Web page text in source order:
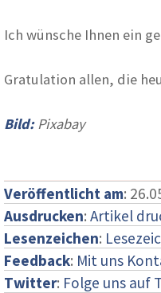
Ich wünsche Ihnen ein
Gratulation allen, die
Bild:Pixabay
Veröffentlicht am:
Ausdrucken: Artikel
Lesenzeichen:
Feedback: Mit uns
Twitter: Folge uns auf